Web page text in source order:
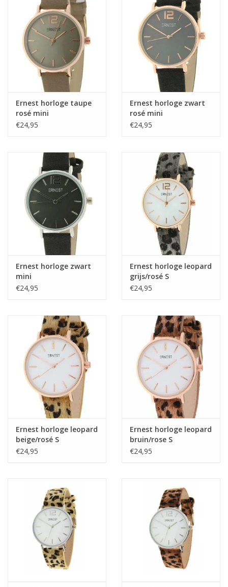
Ernest horloge taupe
rosé mini
€24,95
Ernest horloge zwart
rosé mini
€24,95
Ernest horloge zwart
mini
€24,95
Ernest horloge leopard
grijs/rosé S
€24,95
Ernest horloge leopard
beige/rosé S
€24,95
Ernest horloge leopard
bruin/rose S
€24,95